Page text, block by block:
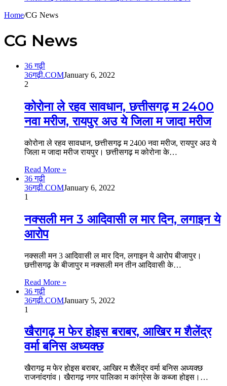
Home/CG News
CG News
36 गढ़ी
36गढ़ी.COMJanuary 6, 2022
2
कोरोना ले रहव सावधान, छत्तीसगढ़ म 2400
नवा मरीज, रायपुर अउ ये जिला म जादा मरीज
कोरोना ले रहव सावधान, छत्तीसगढ़ म 2400 नवा मरीज, रायपुर अउ ये
जिला म जादा मरीज रायपुर। छत्तीसगढ़ म कोरोना के…
Read More »
36 गढ़ी
36गढ़ी.COMJanuary 6, 2022
1
नक्सली मन 3 आदिवासी ल मार दिन, लगाइन ये
आरोप
नक्सली मन 3 आदिवासी ल मार दिन, लगाइन ये आरोप बीजापुर।
छत्तीसगढ़ के बीजापुर म नक्सली मन तीन आदिवासी के…
Read More »
36 गढ़ी
36गढ़ी.COMJanuary 5, 2022
1
खैरागढ़ म फेर होइस बराबर, आखिर म शैलेंद्र
वर्मा बनिस अध्यक्छ
खैरागढ़ म फेर होइस बराबर, आखिर म शैलेंद्र वर्मा बनिस अध्यक्छ
राजनांदगांव। खैरागढ़ नगर पालिका म कांग्रेस के कब्जा होइस।…